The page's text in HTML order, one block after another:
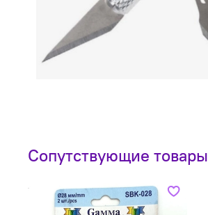
Сопутствующие товары